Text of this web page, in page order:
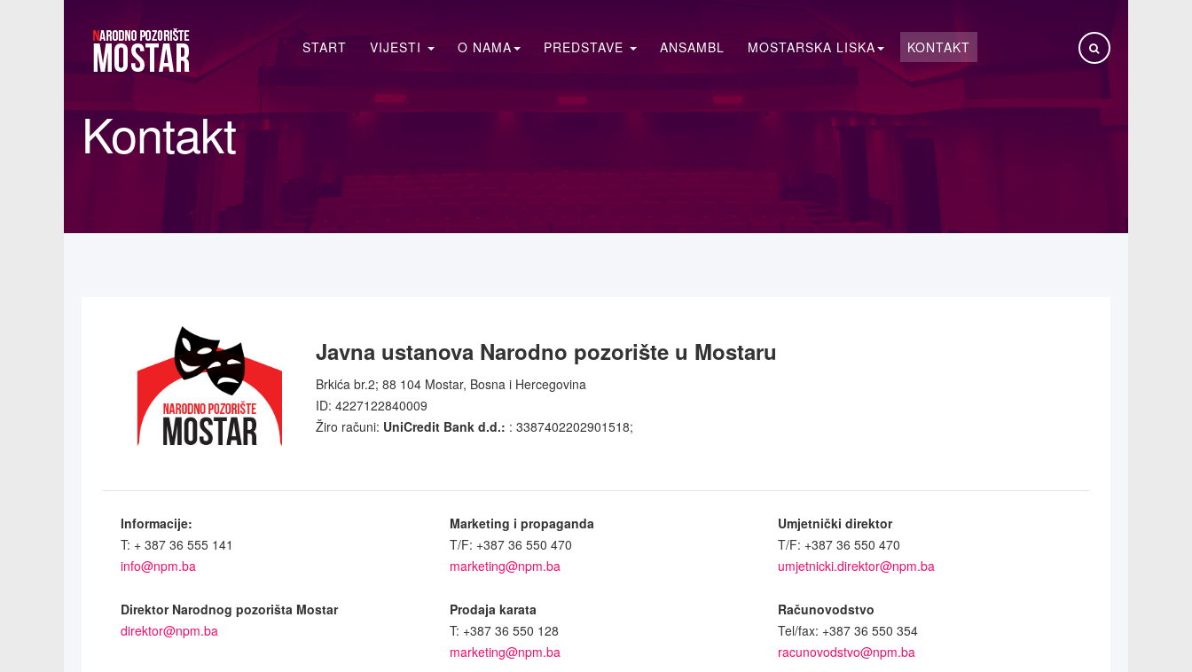
START VIJESTI O NAMA PREDSTAVE ANSAMBL MOSTARSKA LISKA KONTAKT
Kontakt
Javna ustanova Narodno pozorište u Mostaru
Brkića br.2; 88 104 Mostar, Bosna i Hercegovina
ID: 4227122840009
Žiro računi: UniCredit Bank d.d.: : 3387402202901518;
Informacije:
T: + 387 36 555 141
info@npm.ba
Marketing i propaganda
T/F: +387 36 550 470
marketing@npm.ba
Umjetnički direktor
T/F: +387 36 550 470
umjetnicki.direktor@npm.ba
Direktor Narodnog pozorišta Mostar
direktor@npm.ba
Prodaja karata
T: +387 36 550 128
marketing@npm.ba
Računovodstvo
Tel/fax: +387 36 550 354
racunovodstvo@npm.ba